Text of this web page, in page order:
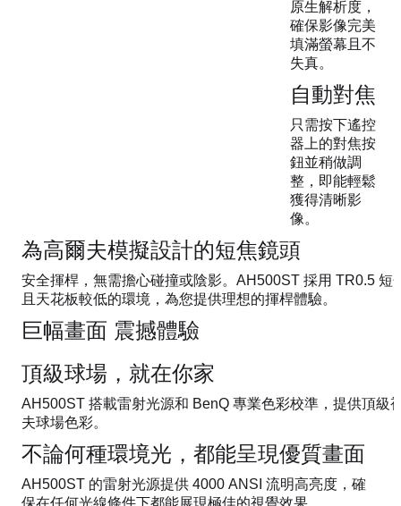
原生解析度，
確保影像完美
填滿螢幕且不
失真。
自動對焦
只需按下遙控
器上的對焦按
鈕並稍做調
整，即能輕鬆
獲得清晰影
像。
為高爾夫模擬設計的短焦鏡頭
安全揮桿，無需擔心碰撞或陰影。AH500ST 採用 TR0.5 短
且天花板較低的環境，為您提供理想的揮桿體驗。
巨幅畫面 震撼體驗
頂級球場，就在你家
AH500ST 搭載雷射光源和 BenQ 專業色彩校準，提供頂級
夫球場色彩。
不論何種環境光，都能呈現優質畫面
AH500ST 的雷射光源提供 4000 ANSI 流明高亮度，確
保在任何光線條件下都能展現極佳的視覺效果。